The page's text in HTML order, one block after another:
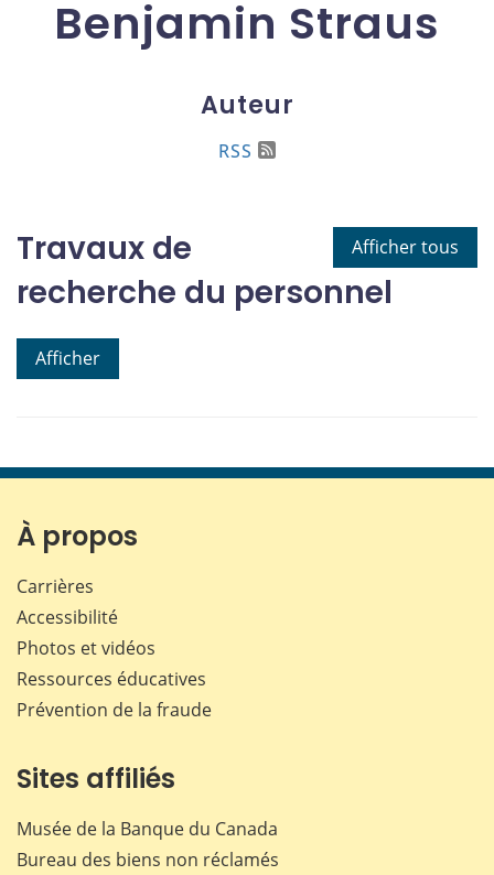
Benjamin Straus
Auteur
RSS
Afficher tous
Travaux de
recherche du personnel
Afficher
À propos
Carrières
Accessibilité
Photos et vidéos
Ressources éducatives
Prévention de la fraude
Sites affiliés
Musée de la Banque du Canada
Bureau des biens non réclamés